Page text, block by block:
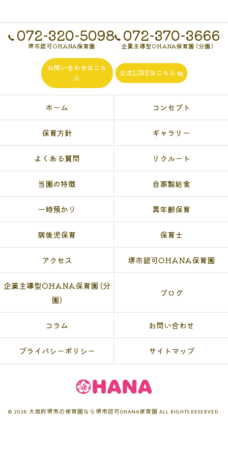
072-320-5098
堺市認可OHANA保育園
072-370-3666
企業主導型OHANA保育園 (分園)
お問い合わせはこち
ら
公式LINEはこちら
ホーム コンセプト
保育方針 ギャラリー
よくある質問 リクルート
当園の特徴 自家製給食
一時預かり 異年齢保育
病後児保育 保育士
アクセス 堺市認可OHANA保育園
企業主導型OHANA保育園 (分
園)
ブログ
コラム お問い合わせ
プライバシーポリシー サイトマップ
© 2026 大阪府堺市の保育園なら堺市認可OHANA保育園 ALL RIGHTS RESERVED.